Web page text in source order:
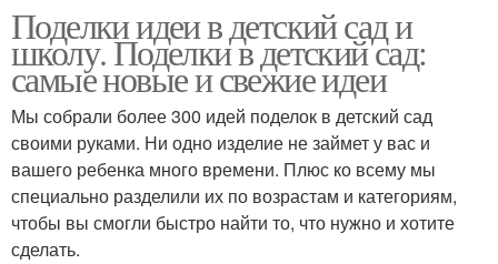
Поделки идеи в детский сад и
школу. Поделки в детский сад:
самые новые и свежие идеи
Мы собрали более 300 идей поделок в детский сад
своими руками. Ни одно изделие не займет у вас и
вашего ребенка много времени. Плюс ко всему мы
специально разделили их по возрастам и категориям,
чтобы вы смогли быстро найти то, что нужно и хотите
сделать.